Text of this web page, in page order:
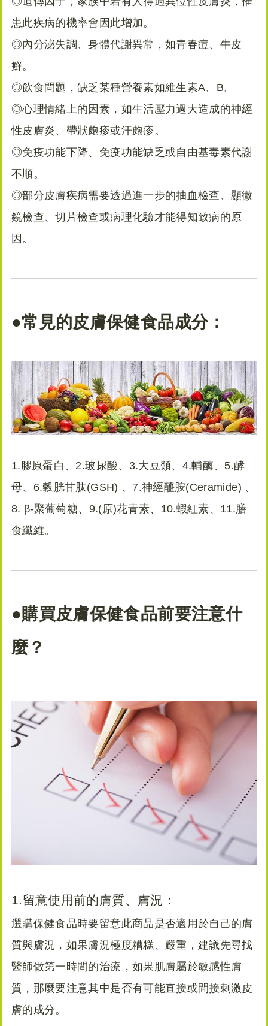
患此疾病的機率會因此增加。
◎內分泌失調、身體代謝異常，如青春痘、牛皮
癬。
◎飲食問題，缺乏某種營養素如維生素A、B。
◎心理情緒上的因素，如生活壓力過大造成的神經
性皮膚炎、帶狀皰疹或汗皰疹。
◎免疫功能下降、免疫功能缺乏或自由基毒素代謝
不順。
◎部分皮膚疾病需要透過進一步的抽血檢查、顯微
鏡檢查、切片檢查或病理化驗才能得知致病的原
因。
●常見的皮膚保健食品成分：
1.膠原蛋白、2.玻尿酸、3.大豆類、4.輔酶、5.酵
母、6.穀胱甘肽(GSH) 、7.神經醯胺(Ceramide) 、
8. β-聚葡萄糖、9.(原)花青素、10.蝦紅素、11.膳
食纖維。
●購買皮膚保健食品前要注意什
麼？
1.留意使用前的膚質、膚況：
選購保健食品時要留意此商品是否適用於自己的膚
質與膚況，如果膚況極度糟糕、嚴重，建議先尋找
醫師做第一時間的治療，如果肌膚屬於敏感性膚
質，那麼要注意其中是否有可能直接或間接刺激皮
膚的成分。